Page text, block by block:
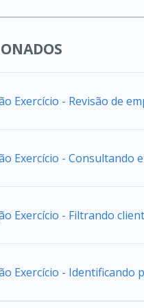
Exercício - Revisão de
Exercício - Consultando
Exercício - Filtrando
Exercício -